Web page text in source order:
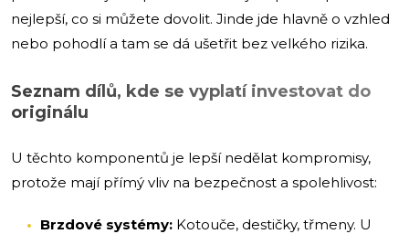
nejlepší, co si můžete dovolit. Jinde jde hlavně o vzhled
nebo pohodlí a tam se dá ušetřit bez velkého rizika.
Seznam dílů, kde se vyplatí investovat do
originálu
U těchto komponentů je lepší nedělat kompromisy,
protože mají přímý vliv na bezpečnost a spolehlivost:
Brzdové systémy: Kotouče, destičky, třmeny. U